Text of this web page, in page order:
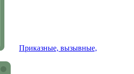
Приказные, вызывные,